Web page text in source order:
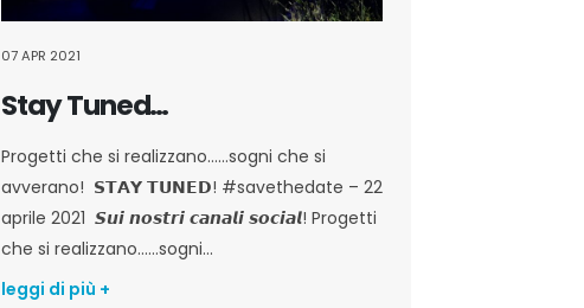
07 APR 2021
Stay Tuned…
Progetti che si realizzano……sogni che si
avverano! 𝗦𝗧𝗔𝗬 𝗧𝗨𝗡𝗘𝗗! #savethedate – 22
aprile 2021 𝙎𝙪𝙞 𝙣𝙤𝙨𝙩𝙧𝙞 𝙘𝙖𝙣𝙖𝙡𝙞 𝙨𝙤𝙘𝙞𝙖𝙡! Progetti
che si realizzano……sogni...
leggi di più +